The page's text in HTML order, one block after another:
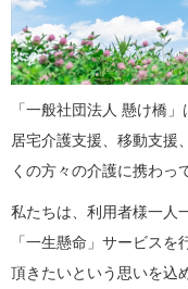
「一般社団法人 懸け橋
居宅介護支援、移動支援
くの方々の介護に携わっ
私たちは、利用者様一人
「一生懸命」サービスを
頂きたいという思いを込